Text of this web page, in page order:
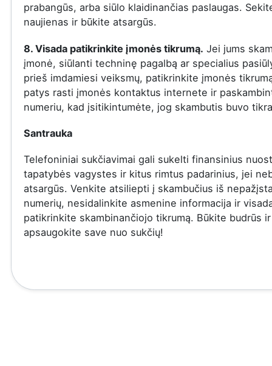
prabangūs, arba siūlo klaidinančias paslaugas.
naujienas ir būkite atsargūs.
8. Visada patikrinkite įmonės tikrumą. Jei jums
įmonė, siūlanti techninę pagalbą ar specialius
prieš imdamiesi veiksmų, patikrinkite įmonės
patys rasti įmonės kontaktus internete ir
numeriu, kad įsitikintumėte, jog skambutis buvo
Santrauka
Telefoniniai sukčiavimai gali sukelti finansinius
tapatybės vagystes ir kitus rimtus padarinius, jei
atsargūs. Venkite atsiliepti į skambučius iš
numerių, nesidalinkite asmenine informacija ir
patikrinkite skambinančiojo tikrumą. Būkite budrūs ir
apsaugokite save nuo sukčių!